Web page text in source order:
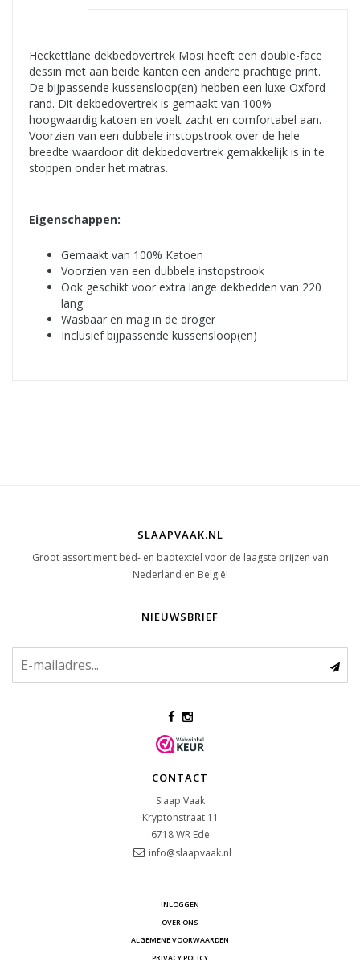
Heckettlane dekbedovertrek Mosi heeft een double-face
dessin met aan beide kanten een andere prachtige print.
De bijpassende kussensloop(en) hebben een luxe Oxford
rand. Dit dekbedovertrek is gemaakt van 100%
hoogwaardig katoen en voelt zacht en comfortabel aan.
Voorzien van een dubbele instopstrook over de hele
breedte waardoor dit dekbedovertrek gemakkelijk is in te
stoppen onder het matras.
Eigenschappen:
Gemaakt van 100% Katoen
Voorzien van een dubbele instopstrook
Ook geschikt voor extra lange dekbedden van 220
lang
Wasbaar en mag in de droger
Inclusief bijpassende kussensloop(en)
SLAAPVAAK.NL
Groot assortiment bed- en badtextiel voor de laagste prijzen van
Nederland en België!
NIEUWSBRIEF
CONTACT
Slaap Vaak
Kryptonstraat 11
6718 WR Ede
info@slaapvaak.nl
INLOGGEN
OVER ONS
ALGEMENE VOORWAARDEN
PRIVACY POLICY